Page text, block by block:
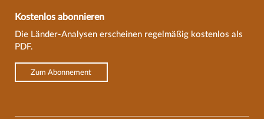
Kostenlos abonnieren
Die Länder-Analysen erscheinen regelmäßig kostenlos als
PDF.
Zum Abonnement